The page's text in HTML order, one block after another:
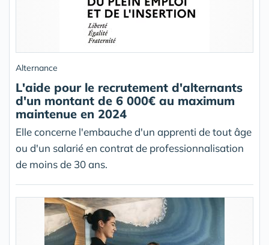
Alternance
L'aide pour le recrutement d'alternants
d'un montant de 6 000€ au maximum
maintenue en 2024
Elle concerne l'embauche d'un apprenti de tout âge
ou d'un salarié en contrat de professionnalisation
de moins de 30 ans.